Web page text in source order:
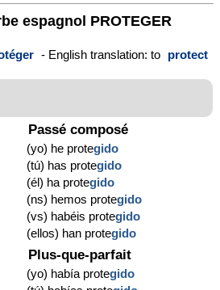
espagnol PROTEGER
- English translation: to protect
Passé composé
(yo) he protegido
(tú) has protegido
(él) ha protegido
(ns) hemos protegido
(vs) habéis protegido
(ellos) han protegido
Plus-que-parfait
(yo) había protegido